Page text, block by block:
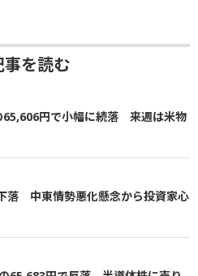
事を読む
65,606円で小幅に続落 来週は米物
落 中東情勢悪化懸念から投資家心